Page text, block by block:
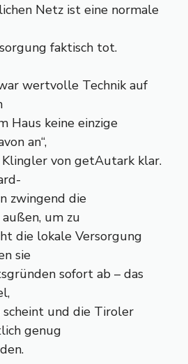
Netz ist eine normale
faktisch tot.
wertvolle Technik auf
Haus keine einzige
an“,
von getAutark klar.
zwingend die
um zu
die lokale Versorgung
sie
sofort ab – das
und die Tiroler
genug